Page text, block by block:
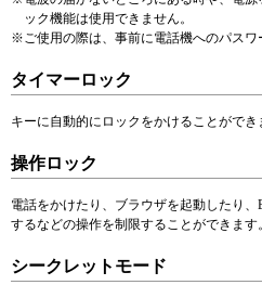
ック機能は使用できません。
※ご使用の際は、事前に電話機へのパスワ
タイマーロック
キーに自動的にロックをかけることができ
操作ロック
電話をかけたり、ブラウザを起動したり
するなどの操作を制限することができます。
シークレットモード